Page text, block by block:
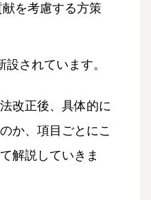
献を考慮する方策
されています。
改正後、具体的に
か、項目ごとにこ
解説していきま